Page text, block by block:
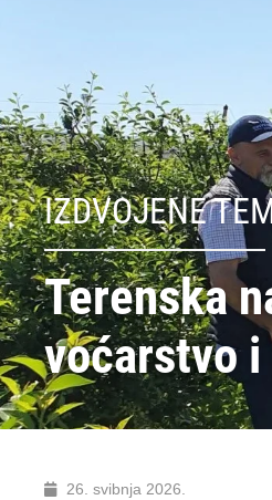
IZDVOJENE
Terenska
voćarstvo
26. svibnja 2026.